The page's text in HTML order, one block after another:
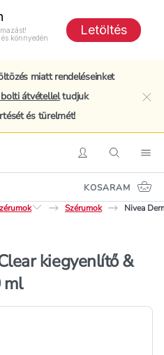
könnyedén
Letöltés
miatt rendeléseinket
bolti átvételleltudjuk
és türelmét!
BelépésKeresés
KOSARAM
Szérumok Nivea
kiegyenlítő &
ml